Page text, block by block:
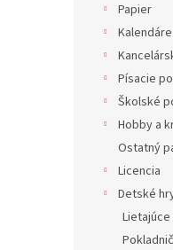
Papier
Písacie
Školské
Hobby a
Ostatný
Licencia
Detské